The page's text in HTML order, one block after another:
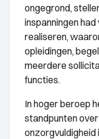
ongegrond,
inspanningen
realiseren,
opleidingen,
meerdere
functies.
In hoger beroep
standpunten